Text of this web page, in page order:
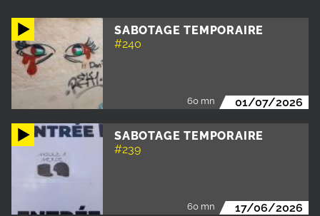
SABOTAGE TEMPORAIRE
#240
60 mn 01/07/2026
SABOTAGE TEMPORAIRE
#239
60 mn 17/06/2026